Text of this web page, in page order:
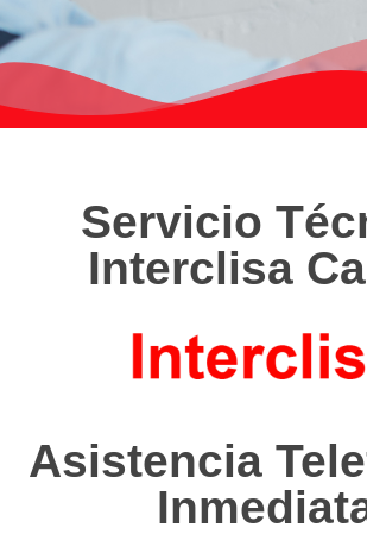
Servicio
Interclisa
Asistencia